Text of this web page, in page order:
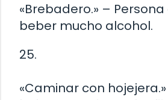
«Brebadero.» –
beber mucho alcohol.
25.
«Caminar con